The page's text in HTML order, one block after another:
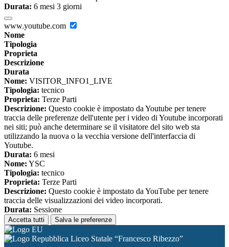
Durata: 6 mesi 3 giorni
www.youtube.com
Nome
Tipologia
Proprieta
Descrizione
Durata
Nome: VISITOR_INFO1_LIVE
Tipologia: tecnico
Proprieta: Terze Parti
Descrizione: Questo cookie è impostato da Youtube per tenere
traccia delle preferenze dell'utente per i video di Youtube incorporati
nei siti; può anche determinare se il visitatore del sito web sta
utilizzando la nuova o la vecchia versione dell'interfaccia di
Youtube.
Durata: 6 mesi
Nome: YSC
Tipologia: tecnico
Proprieta: Terze Parti
Descrizione: Questo cookie è impostato da YouTube per tenere
traccia delle visualizzazioni dei video incorporati.
Durata: Sessione
Accetta tutti Salva le preferenze
Liceo Statale “Francesco Ribezzo”